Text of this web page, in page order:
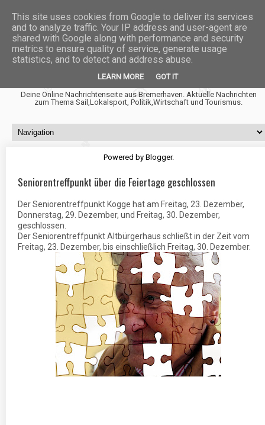
Fischtown News
Deine Online Nachrichtenseite aus Bremerhaven. Aktuelle Nachrichten
zum Thema Sail,Lokalsport, Politik,Wirtschaft und Tourismus.
Powered by Blogger.
Seniorentreffpunkt über die Feiertage geschlossen
Der Seniorentreffpunkt Kogge hat am Freitag, 23. Dezember,
Donnerstag, 29. Dezember, und Freitag, 30. Dezember,
geschlossen.
Der Seniorentreffpunkt Altbürgerhaus schließt in der Zeit vom
Freitag, 23. Dezember, bis einschließlich Freitag, 30. Dezember.
This site uses cookies from Google to deliver its services
and to analyze traffic. Your IP address and user-agent are
shared with Google along with performance and security
metrics to ensure quality of service, generate usage
statistics, and to detect and address abuse.
LEARN MORE GOT IT